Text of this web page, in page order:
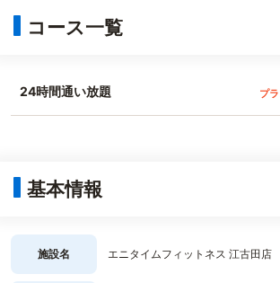
コース一覧
24時間通い放題 プ
基本情報
施設名 エニタイムフィットネス 江古田店